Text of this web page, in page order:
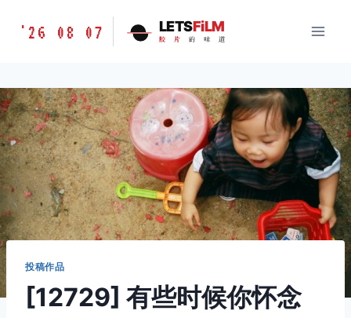
胶
味
道
LETSFILM
'26 08 07 LETSFiLM
胶 片 的 味 道
投稿作品
[12729] 有些时候你怀念